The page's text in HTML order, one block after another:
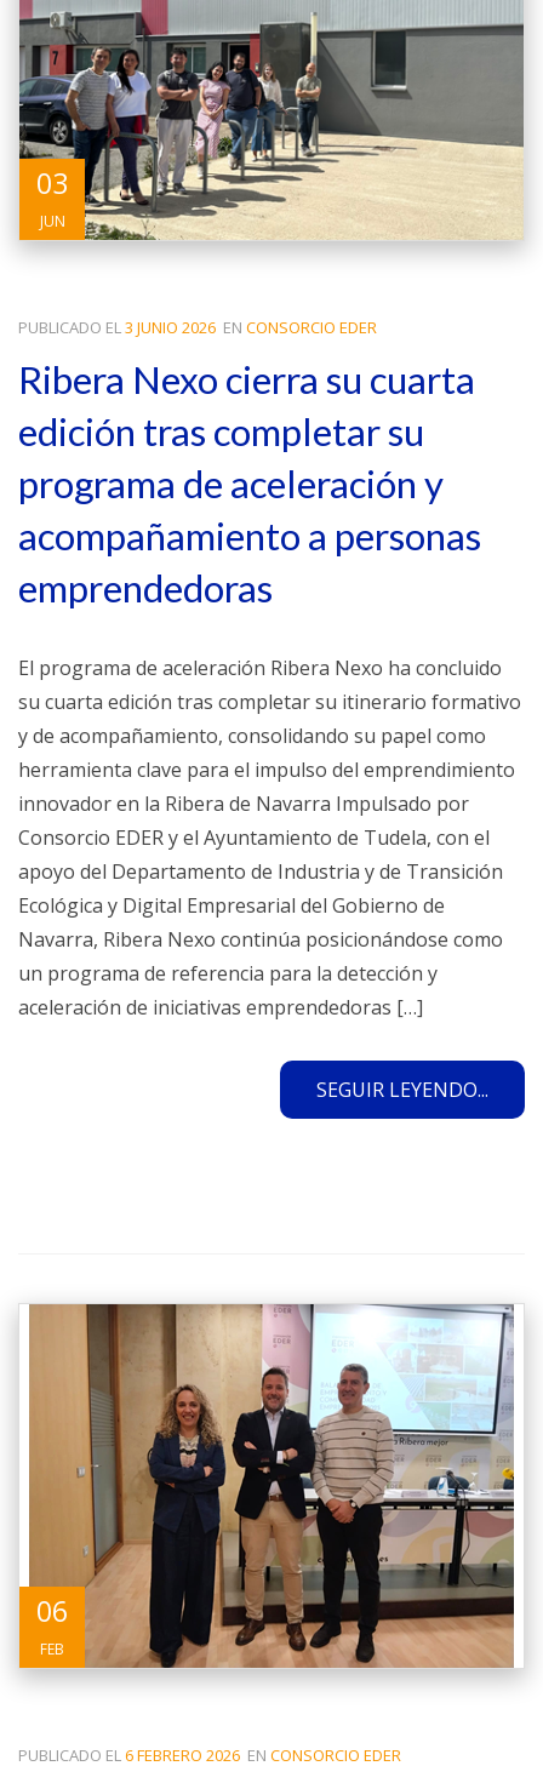
03
JUN
PUBLICADO EL3 JUNIO 2026 EN CONSORCIO EDER
Ribera Nexo cierra su cuarta
edición tras completar su
programa de aceleración y
acompañamiento a personas
emprendedoras
El programa de aceleración Ribera Nexo ha concluido
su cuarta edición tras completar su itinerario formativo
y de acompañamiento, consolidando su papel como
herramienta clave para el impulso del emprendimiento
innovador en la Ribera de Navarra Impulsado por
Consorcio EDER y el Ayuntamiento de Tudela, con el
apoyo del Departamento de Industria y de Transición
Ecológica y Digital Empresarial del Gobierno de
Navarra, Ribera Nexo continúa posicionándose como
un programa de referencia para la detección y
aceleración de iniciativas emprendedoras […]
SEGUIR LEYENDO...
06
FEB
PUBLICADO EL6 FEBRERO 2026 EN CONSORCIO EDER